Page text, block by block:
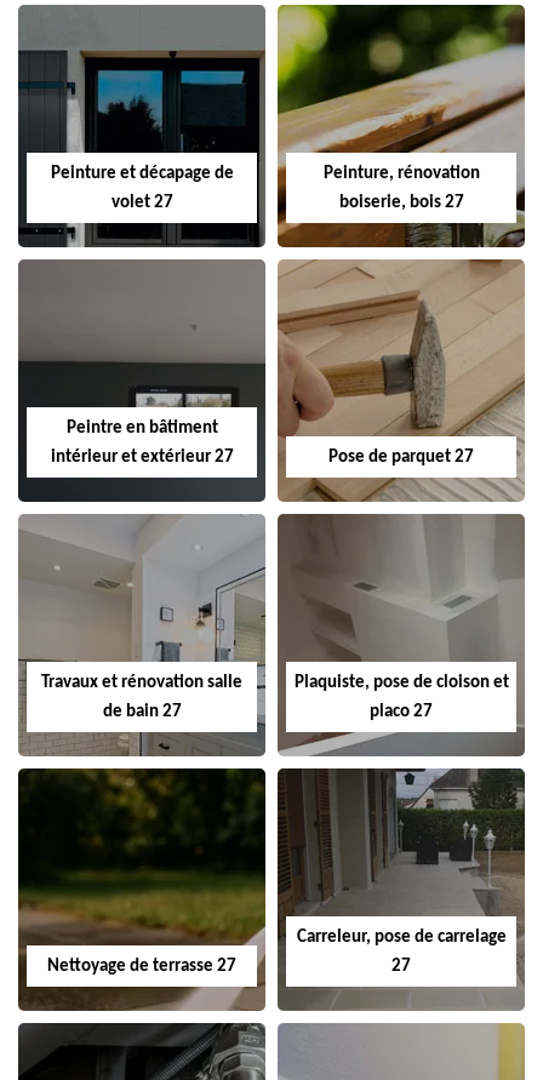
Peinture et décapage de
volet 27
Peinture, rénovation
boiserie, bois 27
Peintre en bâtiment
intérieur et extérieur 27
Pose de parquet 27
Travaux et rénovation salle
de bain 27
Plaquiste, pose de cloison et
placo 27
Nettoyage de terrasse 27
Carreleur, pose de carrelage
27